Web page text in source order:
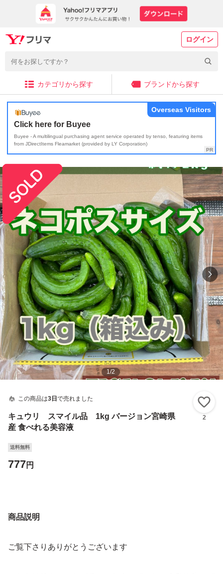
ログイン
カテゴリから探す ブランドから探す
Click here for Buyee
Buyee - A multilingual purchasing agent service operated by tenso, featuring items
from JDirectItems Fleamarket (provided by LY Corporation)
Overseas Visitors
1/2
この商品は3日 で売れました
キュウリ スマイル品 1kg バージョン宮崎県
産 食べれる美容液
2
送料無料
777円
商品説明
ご覧下さりありがとうございます